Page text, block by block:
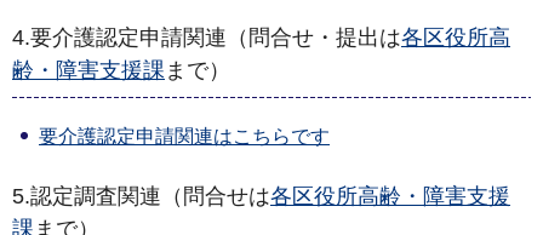
4.要介護認定申請関連（問合せ・提出は各区役所高
齢・障害支援課 まで）
要介護認定申請関連はこちらです
5.認定調査関連（問合せは各区役所高齢・障害支援
課 まで）